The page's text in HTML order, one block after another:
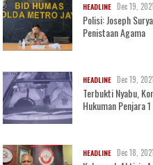
HEADLINE Dec 19, 2021
Polisi: Joseph
Penistaan Agama
HEADLINE Dec 19, 2021
Terbukti Nyabu,
Hukuman Penjara
HEADLINE Dec 18, 2021